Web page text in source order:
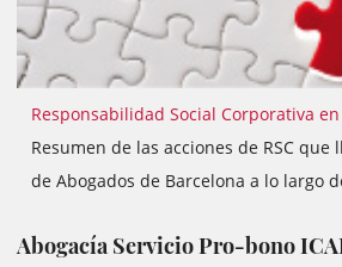
Responsabilidad Social Corporativa en
Resumen de las acciones de RSC que
de Abogados de Barcelona a lo largo
Abogacía Servicio Pro-bono